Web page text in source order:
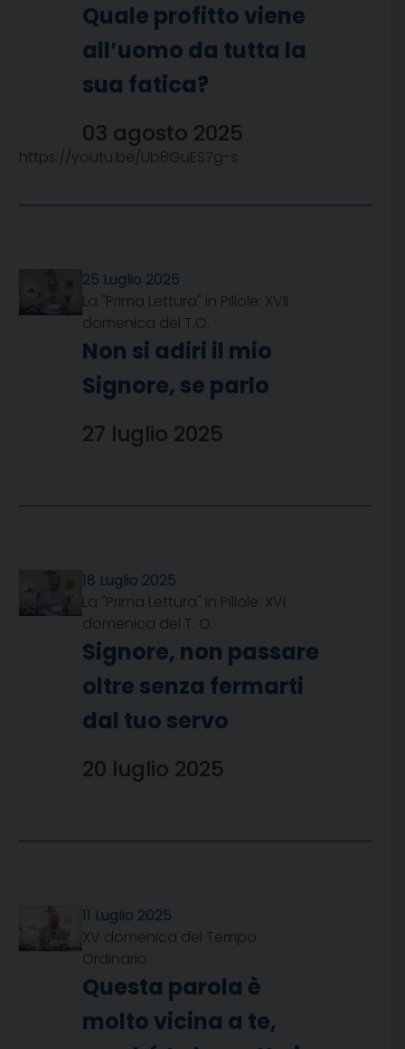
Quale profitto viene
all’uomo da tutta la
sua fatica?
03 agosto 2025
https://youtu.be/Ub8GuES7g-s
25 Luglio 2025
La "Prima Lettura" in Pillole: XVII
domenica del T.O.
Non si adiri il mio
Signore, se parlo
27 luglio 2025
18 Luglio 2025
La "Prima Lettura" in Pillole: XVI
domenica del T. O.
Signore, non passare
oltre senza fermarti
dal tuo servo
20 luglio 2025
11 Luglio 2025
XV domenica del Tempo
Ordinario
Questa parola è
molto vicina a te,